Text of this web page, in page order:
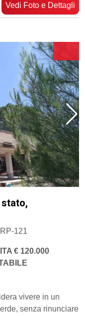
Vedi Foto e Dettagli
stato,
121
€ 120.000
vivere in un
senza rinunciare